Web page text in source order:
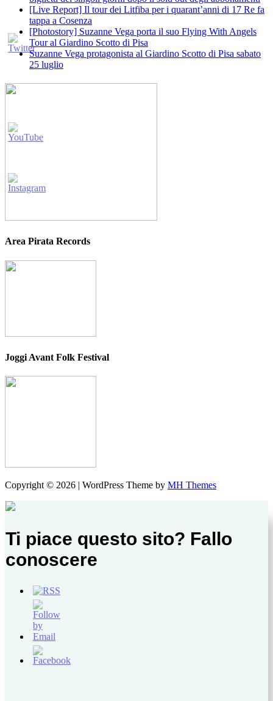
[Live Report] Il tour dei Litfiba per i quarant’anni di 17 Re fa
tappa a Cosenza
[Photostory] Suzanne Vega porta il suo Flying With Angels
Tour al Giardino Scotto di Pisa
Suzanne Vega protagonista al Giardino Scotto di Pisa sabato
25 luglio
Area Pirata Records
Joggi Avant Folk Festival
Copyright © 2026 | WordPress Theme by MH Themes
Ti piace questo sito? Fallo
conoscere